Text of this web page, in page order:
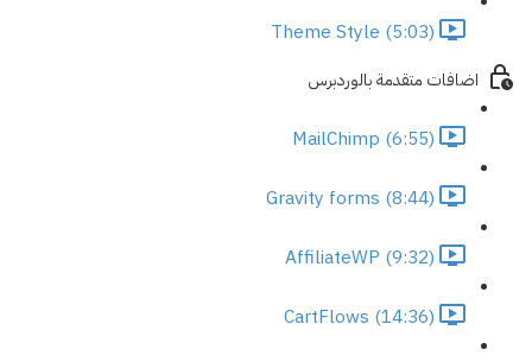
Theme Style (5:03)
اضافات متقدمة بالوردبرس
MailChimp (6:55)
Gravity forms (8:44)
AffiliateWP (9:32)
CartFlows (14:36)